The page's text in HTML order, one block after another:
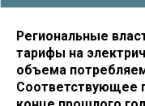
Региональные
тарифы на
объема
Соответствующее